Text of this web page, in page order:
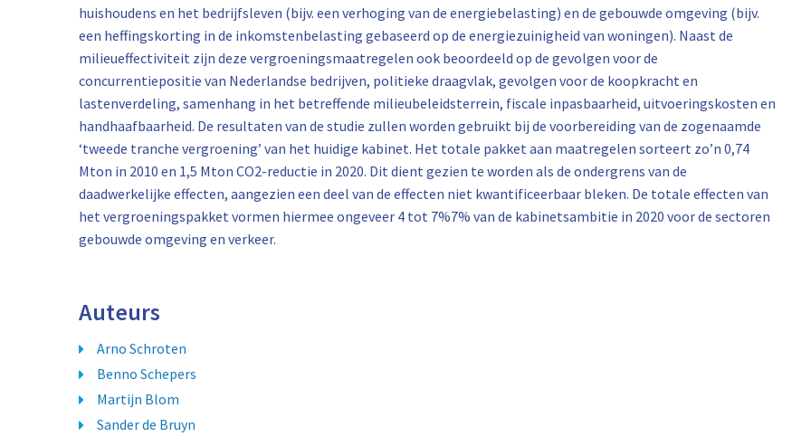
huishoudens en het bedrijfsleven (bijv. een verhoging van de energiebelasting) en de gebouwde omgeving (bijv.
een heffingskorting in de inkomstenbelasting gebaseerd op de energiezuinigheid van woningen). Naast de
milieueffectiviteit zijn deze vergroeningsmaatregelen ook beoordeeld op de gevolgen voor de
concurrentiepositie van Nederlandse bedrijven, politieke draagvlak, gevolgen voor de koopkracht en
lastenverdeling, samenhang in het betreffende milieubeleidsterrein, fiscale inpasbaarheid, uitvoeringskosten en
handhaafbaarheid. De resultaten van de studie zullen worden gebruikt bij de voorbereiding van de zogenaamde
‘tweede tranche vergroening’ van het huidige kabinet. Het totale pakket aan maatregelen sorteert zo’n 0,74
Mton in 2010 en 1,5 Mton CO2-reductie in 2020. Dit dient gezien te worden als de ondergrens van de
daadwerkelijke effecten, aangezien een deel van de effecten niet kwantificeerbaar bleken. De totale effecten van
het vergroeningspakket vormen hiermee ongeveer 4 tot 7%7% van de kabinetsambitie in 2020 voor de sectoren
gebouwde omgeving en verkeer.
Auteurs
Arno Schroten
Benno Schepers
Martijn Blom
Sander de Bruyn